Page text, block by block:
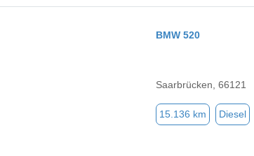
BMW 520
Saarbrücken, 66121
15.136 km Diesel